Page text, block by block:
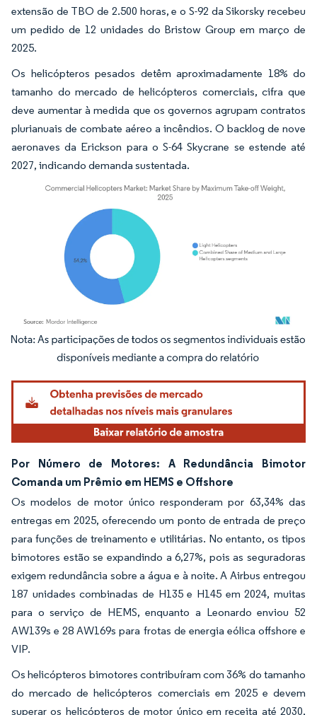
extensão de TBO de 2.500 horas, e o S-92 da Sikorsky recebeu
um pedido de 12 unidades do Bristow Group em março de
2025.
Os helicópteros pesados detêm aproximadamente 18% do
tamanho do mercado de helicópteros comerciais, cifra que
deve aumentar à medida que os governos agrupam contratos
plurianuais de combate aéreo a incêndios. O backlog de nove
aeronaves da Erickson para o S-64 Skycrane se estende até
2027, indicando demanda sustentada.
Imagem © Mordor Intelligence. O reuso requer atribuição conforme CC BY 4.0.
Por Número de Motores: A Redundância Bimotor
Comanda um Prêmio em HEMS e Offshore
Os modelos de motor único responderam por 63,34% das
entregas em 2025, oferecendo um ponto de entrada de preço
para funções de treinamento e utilitárias. No entanto, os tipos
bimotores estão se expandindo a 6,27%, pois as seguradoras
exigem redundância sobre a água e à noite. A Airbus entregou
187 unidades combinadas de H135 e H145 em 2024, muitas
para o serviço de HEMS, enquanto a Leonardo enviou 52
AW139s e 28 AW169s para frotas de energia eólica offshore e
VIP.
Os helicópteros bimotores contribuíram com 36% do tamanho
do mercado de helicópteros comerciais em 2025 e devem
superar os helicópteros de motor único em receita até 2030,